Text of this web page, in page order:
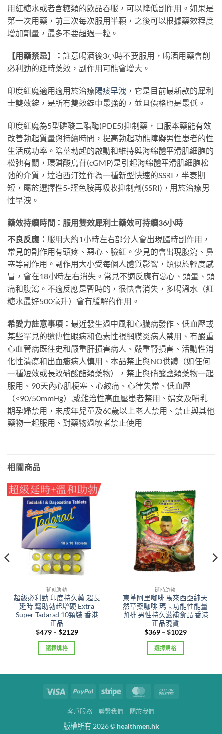
用紅糖水或者含糖類的飲品吞服，可以降低副作用。如果是
第一次用藥，前三次每次服用半顆，之後可以根據藥效程度
增加劑量，最多不要超過一粒。
【用藥禁忌】： 註意喝酒後3小時不要服用，喝酒用藥會削
必利勁的延時藥效，副作用可能會增大。
印度紅魔適用適用於治療陽痿早洩 ，它是目前最新款的犀利
士雙效錠，是所有雙效錠中最強的，並且價格也是最低。
印度紅魔為5型磷酸二酯酶(PDE5)抑制藥，口服本藥能有效
改善勃起質量與持續時間，提高勃起功能障礙男性患者的性
生活成功率。陰莖勃起的啟動和維持與海綿體平滑肌細胞的
松弛有關，環磷酸鳥苷(cGMP)是引起海綿體平滑肌細胞松
弛的介質，達泊西汀達作為一種新型快速的SSRI，半衰期
短，屬於選擇性5-羥色胺再吸收抑制劑(SSRI)，用於治療男
性早洩。
藥效持續時間：服用雙效犀利士藥效可持續36小時
不良反應： 服用大約1小時左右部分人會出現臨時副作用，
常見的副作用有頭疼、惡心、臉紅。少見的會出現腹瀉、鼻
塞等副作用。副作用大小受每個人體質影響，類似於輕度感
冒，會在18小時左右消失。常見不適反應有惡心、頭暈、頭
痛和腹瀉。不適反應是暫時的，很快會消失，多喝溫水（紅
糖水最好500毫升）會有緩解的作用。
希愛力註意事項： 最近發生過中風和心臟病發作、低血壓或
某些罕見的遺傳性眼病和色素性視網膜炎病人禁用、有嚴重
心血管病既往史和嚴重肝損害病人、嚴重腎損害、活動性消
化性潰瘍和出血癥病人慎用、本品禁止與NO供體（如任何
一種短效或長效硝酸酯類藥物），禁止與硝酸鹽類藥物一起
服用、90天內心肌梗塞、心絞痛、心律失常、低血壓
（<90/50mmHg）,或難治性高血壓患者禁用、婦女及哺乳
期孕婦禁用，未成年兒童及60歲以上老人禁用、禁止與其他
藥物一起服用、對藥物過敏者禁止使用
相關商品
延時助勃
超級必利勁 印度持久藥 超長
延時 幫助勃起增硬 Extra
Super Tadarad 10顆裝 香港
正品
$479 – $2129Price
選擇規格
multiple
The
options
may
延時助勃
東革阿里咖啡 馬來西亞純天
然草藥咖啡 瑪卡功能性能量
咖啡 男性持久滋補食品 香港
正品現貨
$369 – $1029Price
選擇規格
multiple
Visa PayPal Stripe MasterCard
客戶服務 聯繫我們 關於我們
版權所有 2026 © healthmen.hk